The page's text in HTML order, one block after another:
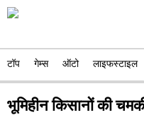
टॉप गेम्स ऑटो लाइफस्टाइल
भूमिहीन किसानों की